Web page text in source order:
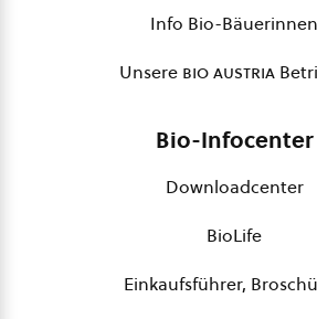
Info Bio-Bäuerinnen
Unsere bio austria
Bio-Infocenter
Downloadcenter
BioLife
Einkaufsführer,